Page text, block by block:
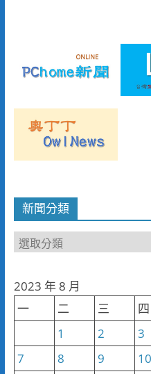
新聞分類
新
類
2023 年 8 月
一
二 三 四
1
2 3
7
8 9 10